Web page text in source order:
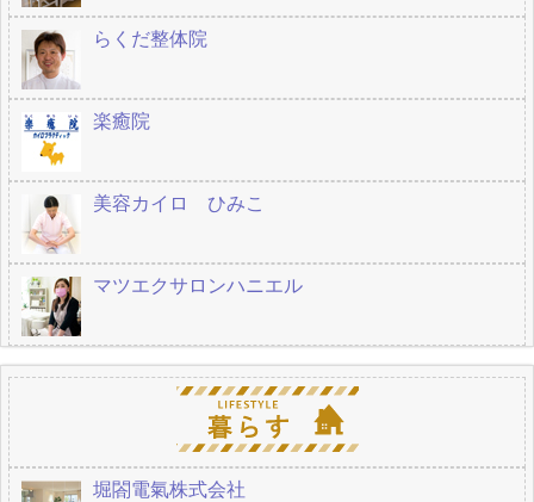
らくだ整体院
楽癒院
美容カイロ ひみこ
マツエクサロンハニエル
堀閤電氣株式会社